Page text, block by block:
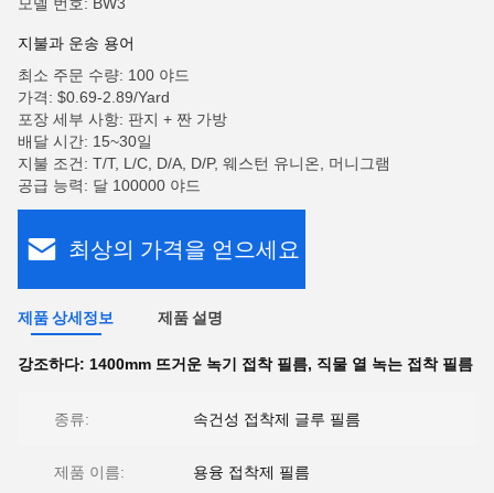
지불과 운송 용어
최소 주문 수량: 100 야드
가격: $0.69-2.89/Yard
포장 세부 사항: 판지 + 짠 가방
배달 시간: 15~30일
지불 조건: T/T, L/C, D/A, D/P, 웨스턴 유니온, 머니그램
공급 능력: 달 100000 야드
최상의 가격을 얻으세요
제품 상세정보 제품 설명
강조하다: 1400mm 뜨거운 녹기 접착 필름, 직물 열 녹는 접착 필름
종류: 속건성 접착제 글루 필름
제품 이름: 용융 접착제 필름